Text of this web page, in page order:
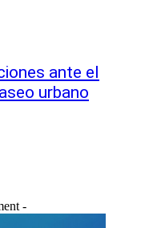
ante el
urbano
-